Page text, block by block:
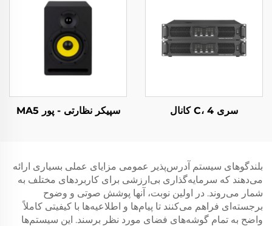
سری C، 4 کانال سپیکر نظارتی - پور MA5
بلندگوهای سیستم آدرس‌پذیر عمومی مزایای عملی بسیاری ارائه
می‌دهند که سرمایه‌گذاری بی‌ارزشی برای کاربردهای مختلف به
شمار می‌روند. در اولین نوبت، آنها پوشش صوتی و وضوح
برجسته‌ای فراهم می‌کنند تا پیام‌ها و اطلاعیه‌ها با کیفیتی کاملاً
واضح به تمام گوشه‌های فضای مورد نظر برسند. این سیستم‌ها